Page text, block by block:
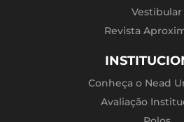
Vestibular
Revista
Conheça o Nead
Avaliação